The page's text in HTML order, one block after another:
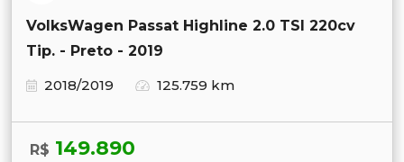
VolksWagen Passat Highline 2.0 TSI 220cv
Tip. - Preto - 2019
2018/2019
125.759 km
R$ 149.890